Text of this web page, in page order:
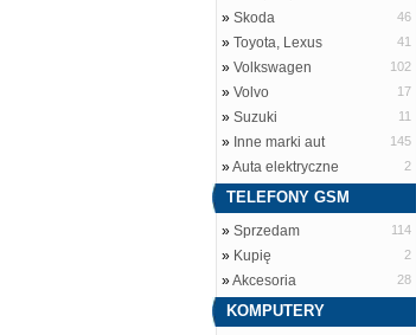
» Skoda 46
» Toyota, Lexus 41
» Volkswagen 102
» Volvo 17
» Suzuki 11
» Inne marki aut 145
»Auta elektryczne 2
TELEFONY GSM
» Sprzedam 114
» Kupię 2
»Akcesoria 28
KOMPUTERY